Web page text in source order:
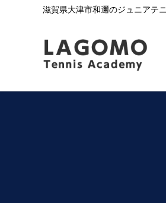
滋賀県大津市和邇のジュニアテ